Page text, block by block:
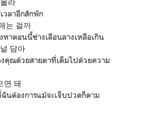
วลาอีกสักพัก
는 걸까
หาตอนนี้ช่างเลือนลางเหลือเกิน
담아
คุณด้วยสายตาที่เต็มไปด้วยความ
면 돼
นต้องการแม้จะเจ็บปวดก็ตาม